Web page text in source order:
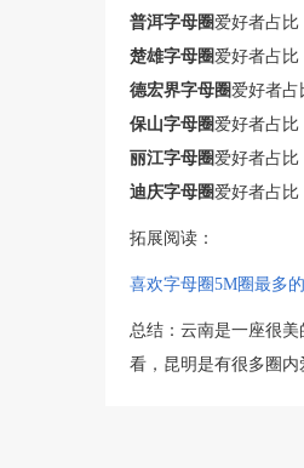
普洱字母圈爱好者占比
楚雄字母圈爱好者占比
德宏界字母圈爱好者占
保山字母圈爱好者占比
丽江字母圈爱好者占比
迪庆字母圈爱好者占比
拓展阅读：
喜欢字母圈5M圈最多
总结：云南是一座很
看，昆明是有很多圈内